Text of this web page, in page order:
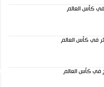
في كأس العالم
في كأس العالم
في كأس العالم